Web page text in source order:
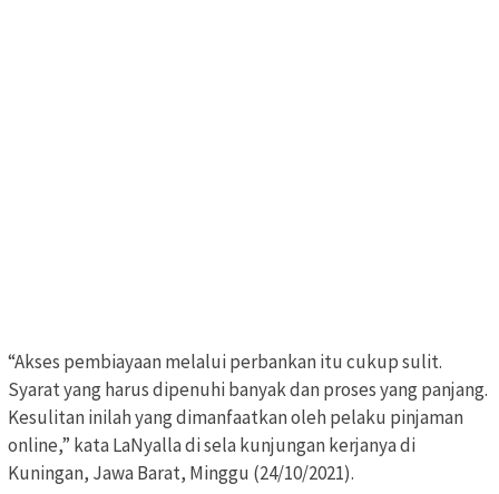
“Akses pembiayaan melalui perbankan itu cukup sulit.
Syarat yang harus dipenuhi banyak dan proses yang panjang.
Kesulitan inilah yang dimanfaatkan oleh pelaku pinjaman
online,” kata LaNyalla di sela kunjungan kerjanya di
Kuningan, Jawa Barat, Minggu (24/10/2021).